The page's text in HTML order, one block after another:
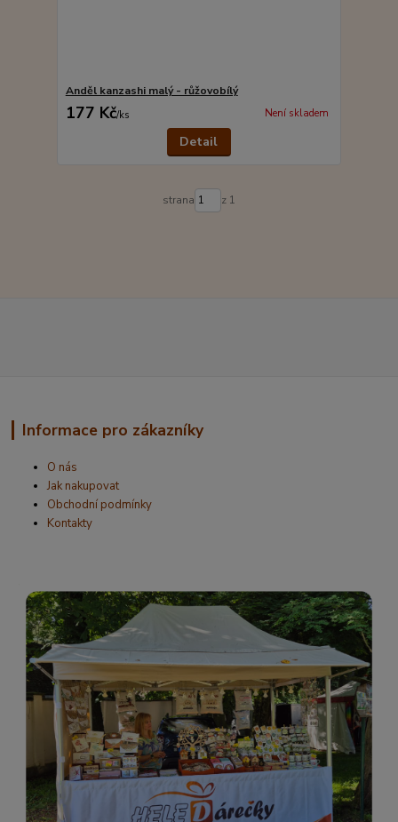
Anděl kanzashi malý - růžovobílý
177 Kč/ks Není skladem
Detail
strana z 1
Informace pro zákazníky
O nás
Jak nakupovat
Obchodní podmínky
Kontakty